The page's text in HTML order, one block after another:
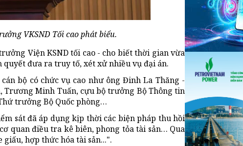
VKSND Tối cao phát biểu.
Viện KSND tối cao - cho biết thời gian vừa
quyết đưa ra truy tố, xét xử nhiều vụ đại án.
bộ có chức vụ cao như ông Đinh La Thăng -
Trương Minh Tuấn, cựu bộ trưởng Bộ Thông tin
trưởng Bộ Quốc phòng…
sát đã áp dụng kịp thời các biện pháp thu hồi
quan điều tra kê biên, phong tỏa tài sản… Qua
hợp thức hóa tài sản...".